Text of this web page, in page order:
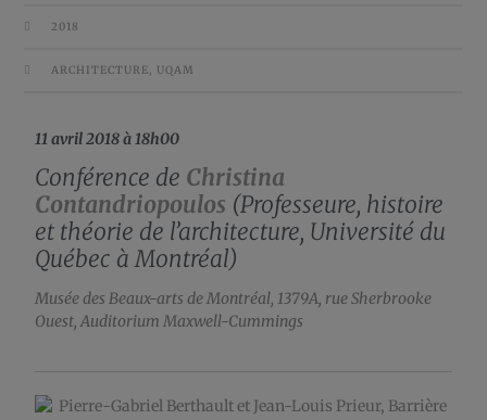
2018
ARCHITECTURE, UQAM
11 avril 2018 à 18h00
Conférence de Christina
Contandriopoulos (Professeure, histoire
et théorie de l’architecture, Université du
Québec à Montréal)
Musée des Beaux-arts de Montréal, 1379A, rue Sherbrooke
Ouest,Auditorium Maxwell-Cummings